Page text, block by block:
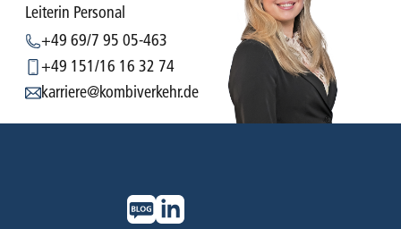
Leiterin Personal
+49 69/7 95 05-463
+49 151/16 16 32 74
karriere@kombiverkehr.de